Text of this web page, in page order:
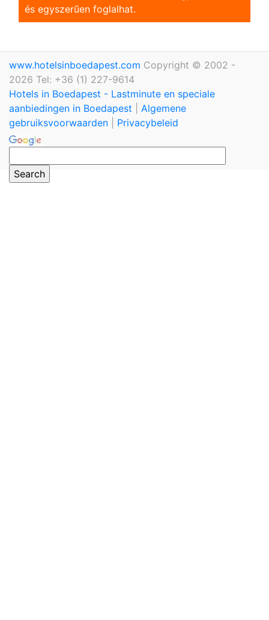
és egyszerũen foglalhat.
www.hotelsinboedapest.com Copyright © 2002 -
2026 Tel: +36 (1) 227-9614
Hotels in Boedapest - Lastminute en speciale
aanbiedingen in Boedapest
Algemene
gebruiksvoorwaarden
Privacybeleid